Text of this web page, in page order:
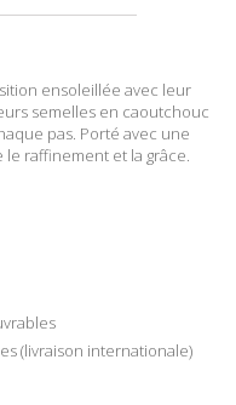
ensoleillée avec leur
semelles en caoutchouc
pas. Porté avec une
raffinement et la grâce.
(livraison internationale)